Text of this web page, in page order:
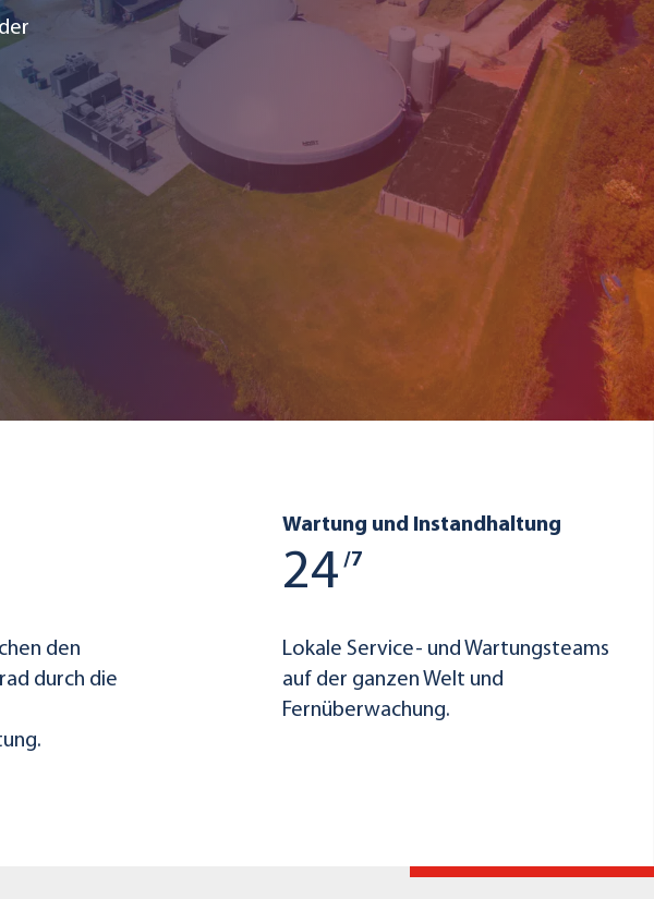
den
durch die
Wartung und Instandhaltung
24 /7
Lokale Service- und Wartungsteams
auf der ganzen Welt und
Fernüberwachung.